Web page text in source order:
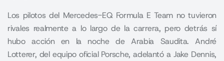
Los pilotos del Mercedes-EQ Formula E Team no tuvieron
rivales realmente a lo largo de la carrera, pero detrás sí
hubo acción en la noche de Arabia Saudita. André
Lotterer, del equipo oficial Porsche, adelantó a Jake Dennis,